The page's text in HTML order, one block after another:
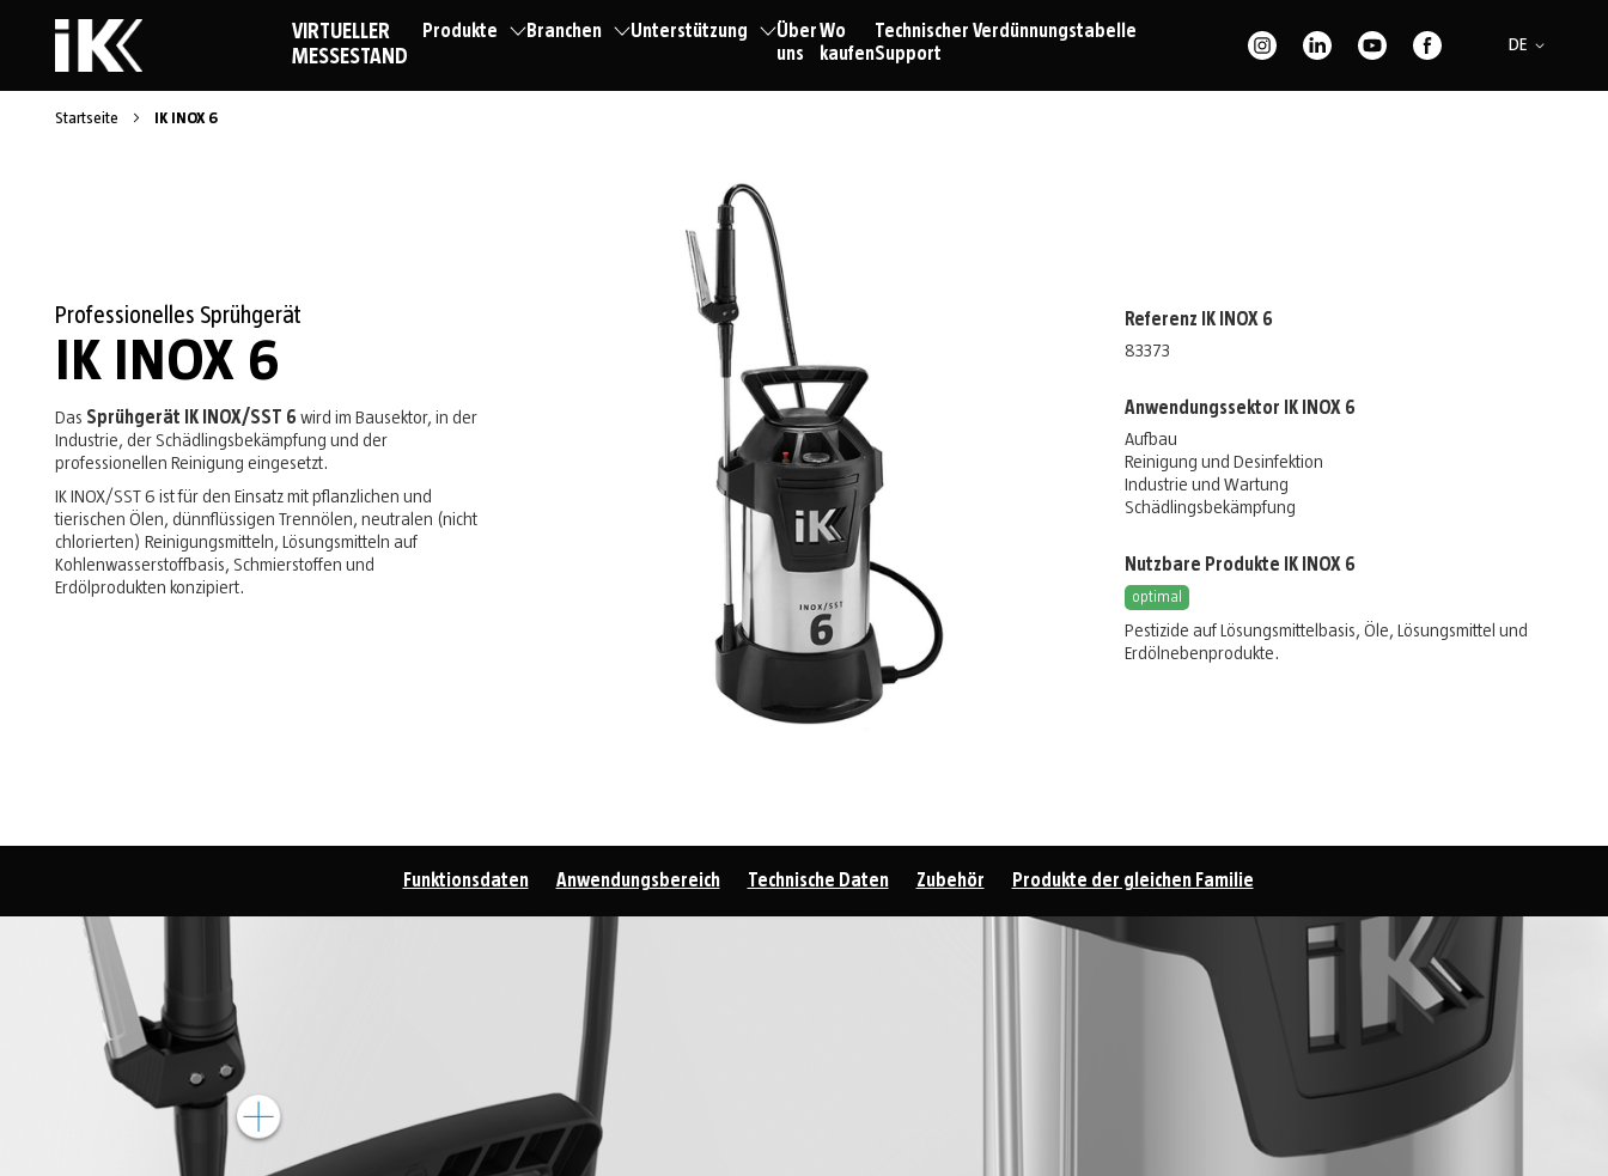
VIRTUELLER
MESSESTAND
Produkte Branchen Unterstützung
Über
uns
Wo
kaufen
Technischer
Support
Verdünnungstabelle
Sprache
DE
Startseite IK INOX 6
Professionelles Sprühgerät
IK INOX 6
Das Sprühgerät IK INOX/SST 6 wird im Bausektor, in der
Industrie, der Schädlingsbekämpfung und der
professionellen Reinigung eingesetzt.
IK INOX/SST 6 ist für den Einsatz mit pflanzlichen und
tierischen Ölen, dünnflüssigen Trennölen, neutralen (nicht
chlorierten) Reinigungsmitteln, Lösungsmitteln auf
Kohlenwasserstoffbasis, Schmierstoffen und
Erdölprodukten konzipiert.
Referenz IK INOX 6
83373
Anwendungssektor IK INOX 6
Aufbau
Reinigung und Desinfektion
Industrie und Wartung
Schädlingsbekämpfung
Nutzbare Produkte IK INOX 6
optimal
Pestizide auf Lösungsmittelbasis,Öle, Lösungsmittel und
Erdölnebenprodukte.
Funktionsdaten Anwendungsbereich Technische Daten Zubehör Produkte der gleichen Familie